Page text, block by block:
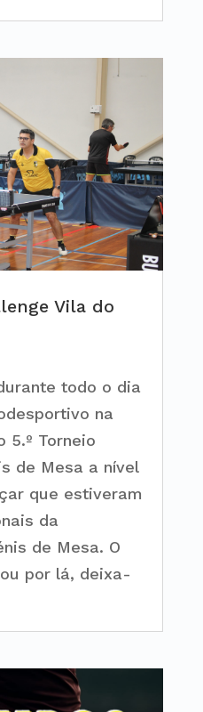
Vila do
todo o dia
na
5.º Torneio
de Mesa a nível
que estiveram
da
de Mesa. O
por lá, deixa-